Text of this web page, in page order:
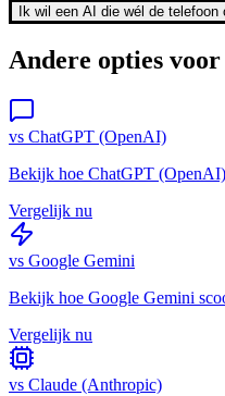
Ik wil een AI die wél de telefoon
Andere opties voor
vs ChatGPT (OpenAI)
Bekijk hoe ChatGPT (OpenAI)
Vergelijk nu
vs Google Gemini
Bekijk hoe Google Gemini
Vergelijk nu
vs Claude (Anthropic)